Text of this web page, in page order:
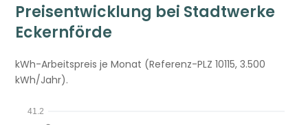
Preisentwicklung bei Stadtwerke
Eckernförde
kWh-Arbeitspreis je Monat (Referenz-PLZ 10115, 3.500
kWh/Jahr).